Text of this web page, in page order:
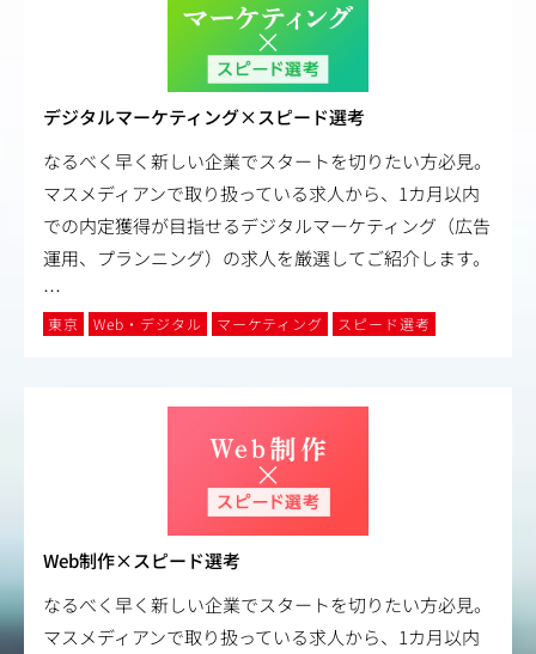
デジタルマーケティング×スピード選考
なるべく早く新しい企業でスタートを切りたい方必見。
マスメディアンで取り扱っている求人から、1カ月以内
での内定獲得が目指せるデジタルマーケティング（広告
運用、プランニング）の求人を厳選してご紹介します。
…
東京 Web・デジタル マーケティング スピード選考
Web制作×スピード選考
なるべく早く新しい企業でスタートを切りたい方必見。
マスメディアンで取り扱っている求人から、1カ月以内